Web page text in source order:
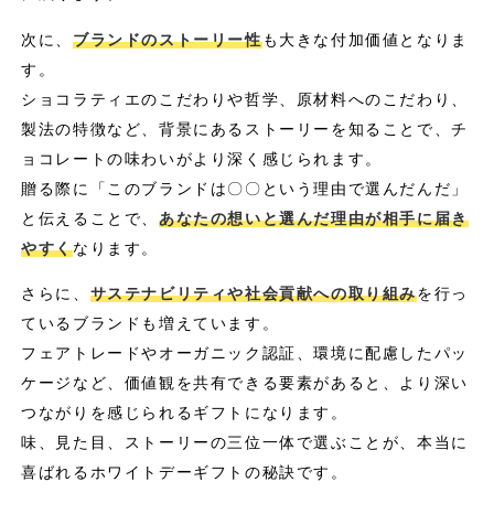
次に、 ブランドのストーリー性も大きな付加価値となりま
す。
ショコラティエのこだわりや哲学、原材料へのこだわり、
製法の特徴など、背景にあるストーリーを知ることで、チ
ョコレートの味わいがより深く感じられます。
贈る際に「このブランドは〇〇という理由で選んだんだ」
と伝えることで、 あなたの想いと選んだ理由が相手に届き
やすくなります。
さらに、 サステナビリティや社会貢献への取り組みを行っ
ているブランドも増えています。
フェアトレードやオーガニック認証、環境に配慮したパッ
ケージなど、価値観を共有できる要素があると、より深い
つながりを感じられるギフトになります。
味、見た目、ストーリーの三位一体で選ぶことが、本当に
喜ばれるホワイトデーギフトの秘訣です。